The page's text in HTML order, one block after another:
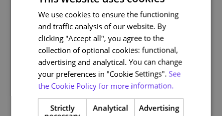
Assessment and
certification
Avaliação contínua no final de cada módulo, sendo
necessário atingir 60% para a obtenção de certificado.
Durante o curso existem também atividades de
PORTUGUESE
ENGLISH
We use cookies to ensure the functioning
and traffic analysis of our website. By
clicking "Accept all", you agree to the
collection of optional cookies: functional,
advertising and analytical. You can change
your preferences in "Cookie Settings". See
the Cookie Policy for more information.
Strictly
Analytical Advertising